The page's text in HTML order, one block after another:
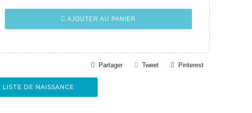
AJOUTER AU PANIER
Partager Tweet Pinterest
DE NAISSANCE